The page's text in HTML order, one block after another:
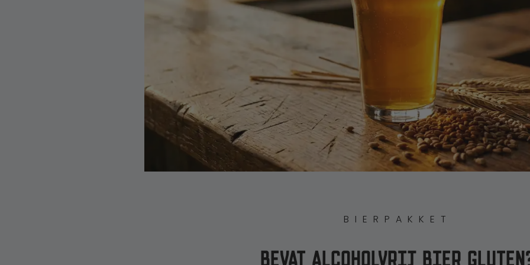
BIERPAKKET
BEVAT ALCOHOLVRIJ BIER